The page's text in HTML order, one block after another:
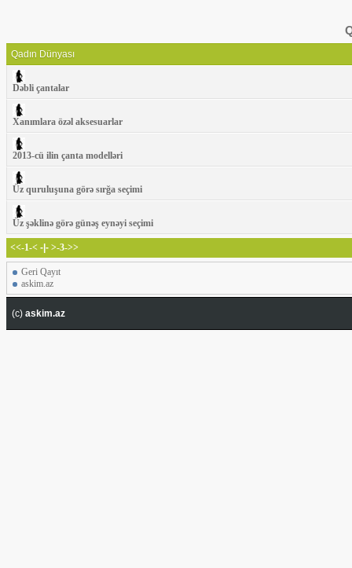
Qadın Dünyası
Dəbli çantalar
Xanımlara özəl aksesuarlar
2013-cü ilin çanta modelləri
Üz quruluşuna görə sırğa seçimi
Üz şəklinə görə günəş eynəyi seçimi
<<-1-< -|- >-3->>
Geri Qayıt
askim.az
(c) askim.az